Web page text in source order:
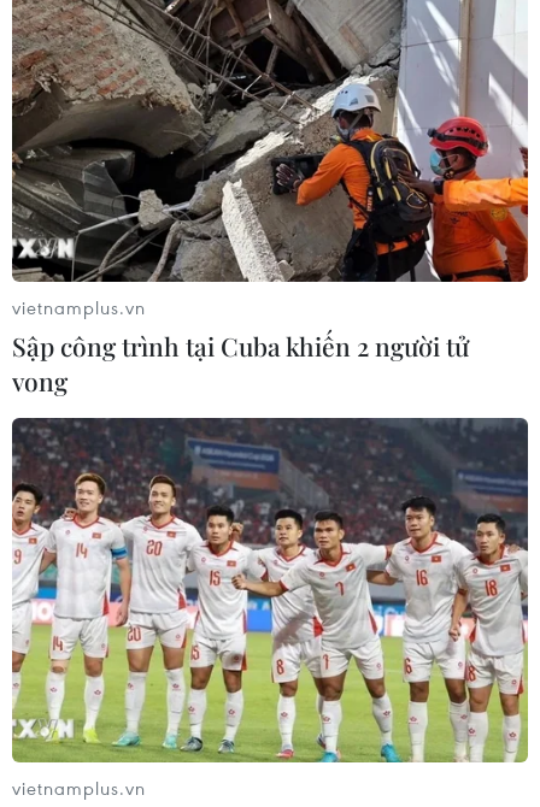
vietnamplus.vn
Sập công trình tại Cuba khiến 2 người tử
vong
vietnamplus.vn